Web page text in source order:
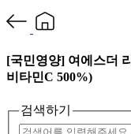
[국민영양] 여에스더
비타민C 500%)
검색하기